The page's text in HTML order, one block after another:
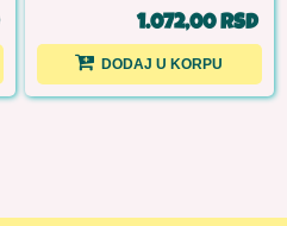
1.072,00 RSD
DODAJ U KORPU